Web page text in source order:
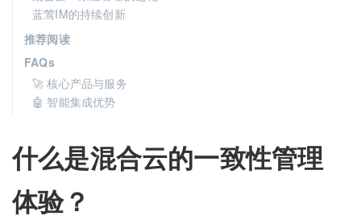
什么是混合云的一致性管理
体验？
蓝莺IM的持续创新
推荐阅读
FAQs
🚀 核心产品与服务
🤖 智能集成优势